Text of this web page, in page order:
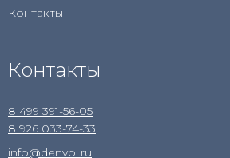
Контакты
Контакты
8 499 391-56-05
8 926 033-74-33
info@denvol.ru